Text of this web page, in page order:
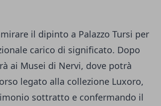
il dipinto a Palazzo Tursi per
carico di significato. Dopo
ai Musei di Nervi, dove potrà
legato alla collezione Luxoro,
sottratto e confermando il